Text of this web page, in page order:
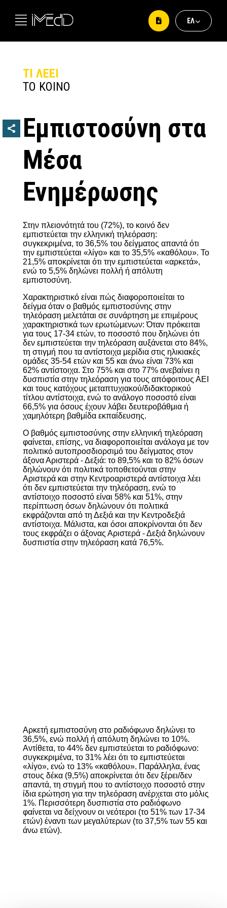
ΕΛ
ΤΙ ΛΕΕΙ
ΤΟ ΚΟΙΝΟ
Εμπιστοσύνη στα
Μέσα
Ενημέρωσης
Στην πλειονότητά του (72%), το κοινό δεν
εμπιστεύεται την ελληνική τηλεόραση:
συγκεκριμένα, το 36,5% του δείγματος απαντά ότι
την εμπιστεύεται «λίγο» και το 35,5% «καθόλου». Το
21,5% αποκρίνεται ότι την εμπιστεύεται «αρκετά»,
ενώ το 5,5% δηλώνει πολλή ή απόλυτη
εμπιστοσύνη.
Χαρακτηριστικό είναι πώς διαφοροποιείται το
δείγμα όταν ο βαθμός εμπιστοσύνης στην
τηλεόραση μελετάται σε συνάρτηση με επιμέρους
χαρακτηριστικά των ερωτώμενων: Όταν πρόκειται
για τους 17-34 ετών, το ποσοστό που δηλώνει ότι
δεν εμπιστεύεται την τηλεόραση αυξάνεται στο 84%,
τη στιγμή που τα αντίστοιχα μερίδια στις ηλικιακές
ομάδες 35-54 ετών και 55 και άνω είναι 73% και
62% αντίστοιχα. Στο 75% και στο 77% ανεβαίνει η
δυσπιστία στην τηλεόραση για τους απόφοιτους ΑΕΙ
και τους κατόχους μεταπτυχιακού/διδακτορικού
τίτλου αντίστοιχα, ενώ το ανάλογο ποσοστό είναι
66,5% για όσους έχουν λάβει δευτεροβάθμια ή
χαμηλότερη βαθμίδα εκπαίδευσης.
Ο βαθμός εμπιστοσύνης στην ελληνική τηλεόραση
φαίνεται, επίσης, να διαφοροποιείται ανάλογα με τον
πολιτικό αυτοπροσδιορσιμό του δείγματος στον
άξονα Αριστερά - Δεξιά: το 89,5% και το 82% όσων
δηλώνουν ότι πολιτικά τοποθετούνται στην
Αριστερά και στην Κεντροαριστερά αντίστοιχα λέει
ότι δεν εμπιστεύεται την τηλεόραση, ενώ το
αντίστοιχο ποσοστό είναι 58% και 51%, στην
περίπτωση όσων δηλώνουν ότι πολιτικά
εκφράζονται από τη Δεξιά και την Κεντροδεξιά
αντίστοιχα. Μάλιστα, και όσοι αποκρίνονται ότι δεν
τους εκφράζει ο άξονας Αριστερά - Δεξιά δηλώνουν
δυσπιστία στην τηλεόραση κατά 76,5%.
Αρκετή εμπιστοσύνη στο ραδιόφωνο δηλώνει το
36,5%, ενώ πολλή ή απόλυτη δηλώνει το 10%.
Αντίθετα, το 44% δεν εμπιστεύεται το ραδιόφωνο:
συγκεκριμένα, το 31% λέει ότι το εμπιστεύεται
«λίγο», ενώ το 13% «καθόλου». Παράλληλα, ένας
στους δέκα (9,5%) αποκρίνεται ότι δεν ξέρει/δεν
απαντά, τη στιγμή που το αντίστοιχο ποσοστό στην
ίδια ερώτηση για την τηλεόραση ανέρχεται στο μόλις
1%. Περισσότερη δυσπιστία στο ραδιόφωνο
φαίνεται να δείχνουν οι νεότεροι (το 51% των 17-34
ετών) έναντι των μεγαλύτερων (το 37,5% των 55 και
άνω ετών).